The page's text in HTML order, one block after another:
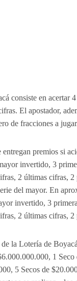
consiste en acertar
El apostador,
de fracciones a
premios si
invertido, 3
2 últimas cifras,
del mayor. En
invertido, 3
2 últimas cifras,
la Lotería de
1
5 Secos de